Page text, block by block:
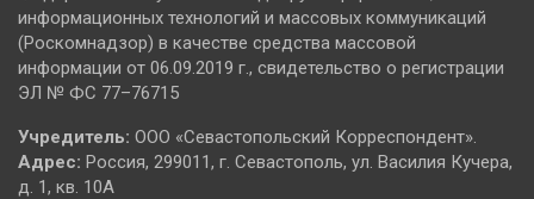
информационных технологий и массовых коммуникаций
(Роскомнадзор) в качестве средства массовой
информации от 06.09.2019 г., свидетельство о регистрации
ЭЛ № ФС 77–76715
Учредитель: ООО «Севастопольский Корреспондент».
Адрес: Россия, 299011, г. Севастополь, ул. Василия Кучера,
д. 1, кв. 10А